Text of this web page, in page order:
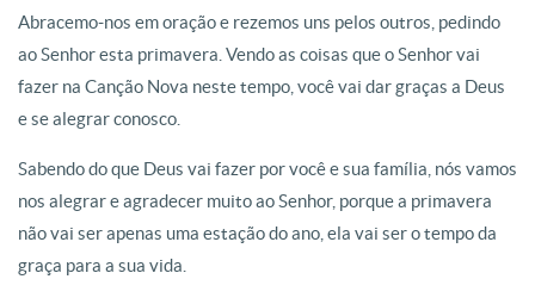
Abracemo-nos em oração e rezemos uns pelos outros, pedindo
ao Senhor esta primavera. Vendo as coisas que o Senhor vai
fazer na Canção Nova neste tempo, você vai dar graças a Deus
e se alegrar conosco.
Sabendo do que Deus vai fazer por você e sua família, nós vamos
nos alegrar e agradecer muito ao Senhor, porque a primavera
não vai ser apenas uma estação do ano, ela vai ser o tempo da
graça para a sua vida.